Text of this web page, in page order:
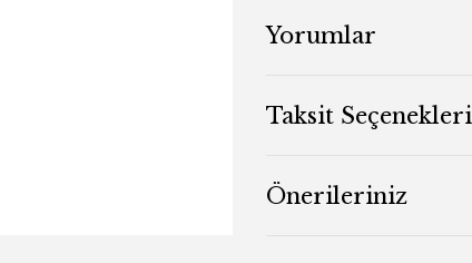
Yorumlar
Taksit Seçenekleri
Önerileriniz